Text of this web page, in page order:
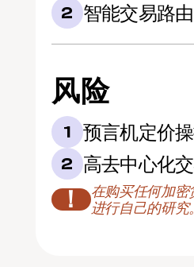
2 智能交易路由
风险
1 预言机定价
2 高去中心化
！
在购买任何加
进行自己的研究。